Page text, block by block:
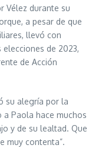
Vélez durante su
a pesar de que
llevó con
de 2023,
de Acción
su alegría por la
Paola hace muchos
y de su lealtad. Que
muy contenta”.